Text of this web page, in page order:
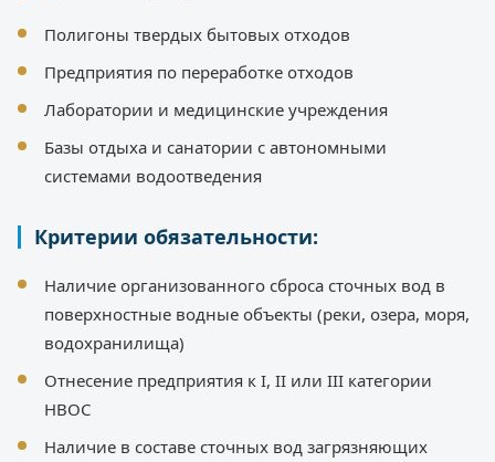
Полигоны твердых бытовых отходов
Предприятия по переработке отходов
Лаборатории и медицинские учреждения
Базы отдыха и санатории с автономными
системами водоотведения
Критерии обязательности:
Наличие организованного сброса сточных вод в
поверхностные водные объекты (реки, озера, моря,
водохранилища)
Отнесение предприятия к I, II или III категории
НВОС
Наличие в составе сточных вод загрязняющих